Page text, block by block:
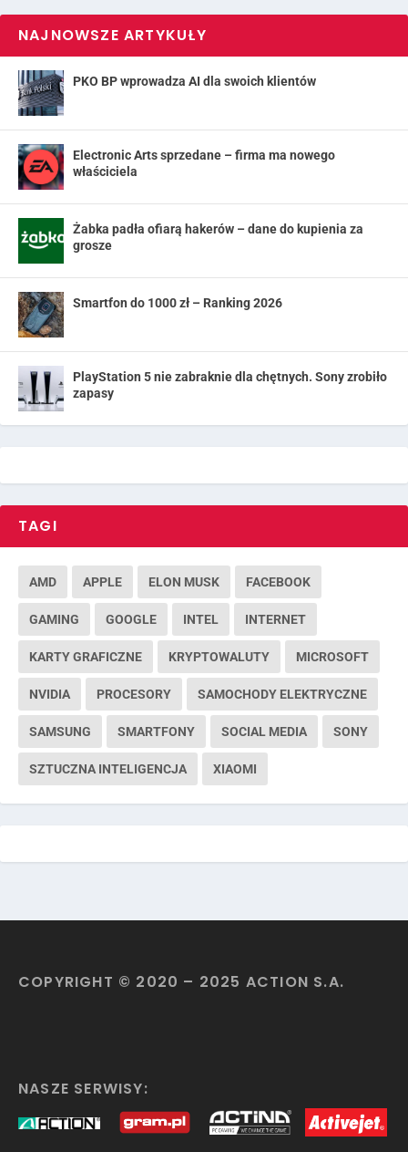
NAJNOWSZE ARTYKUŁY
PKO BP wprowadza AI dla swoich klientów
Electronic Arts sprzedane – firma ma nowego
właściciela
Żabka padła ofiarą hakerów – dane do kupienia za
grosze
Smartfon do 1000 zł – Ranking 2026
PlayStation 5 nie zabraknie dla chętnych. Sony zrobiło
zapasy
TAGI
AMD APPLE ELON MUSK FACEBOOK
GAMING GOOGLE INTEL INTERNET
KARTY GRAFICZNE KRYPTOWALUTY MICROSOFT
NVIDIA PROCESORY SAMOCHODY ELEKTRYCZNE
SAMSUNG SMARTFONY SOCIAL MEDIA SONY
SZTUCZNA INTELIGENCJA XIAOMI
COPYRIGHT © 2020 – 2025 ACTION S.A.
NASZE SERWISY: